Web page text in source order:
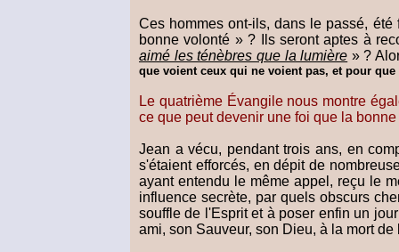
Ces hommes ont-ils, dans le passé,
bonne volonté » ? Ils seront aptes à
aimé les ténèbres que la lumière » ?
que voient ceux qui ne voient pas, et pour
Le quatrième Évangile nous montre
ce que peut devenir une foi que la
Jean a vécu, pendant trois ans, en
s'étaient efforcés, en dépit de
ayant entendu le même appel, reçu le
influence secrète, par quels obscurs
souffle de l'Esprit et à poser enfin un
ami, son Sauveur, son Dieu, à la mort de